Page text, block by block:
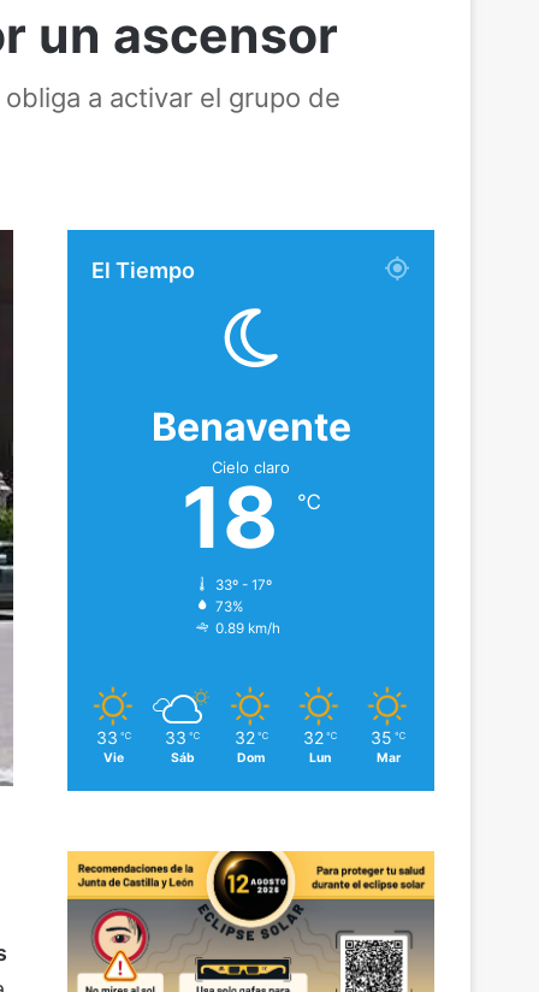
un ascensor
a activar el grupo de
El Tiempo
Benavente
Cielo claro
18 ℃
33º - 17º
73%
0.89 km/h
33 ℃
Vie
33 ℃
Sáb
32 ℃
Dom
32 ℃
Lun
35 ℃
Mar